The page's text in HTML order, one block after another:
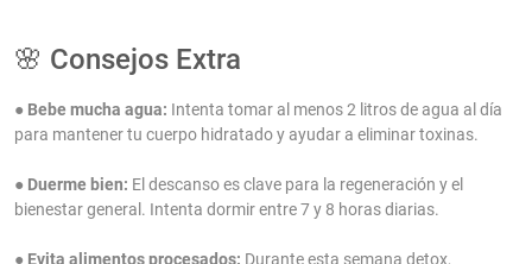
🌸 Consejos Extra
● Bebe mucha agua: Intenta tomar al menos 2 litros de agua al día
para mantener tu cuerpo hidratado y ayudar a eliminar toxinas.
● Duerme bien: El descanso es clave para la regeneración y el
bienestar general. Intenta dormir entre 7 y 8 horas diarias.
● Evita alimentos procesados: Durante esta semana detox,